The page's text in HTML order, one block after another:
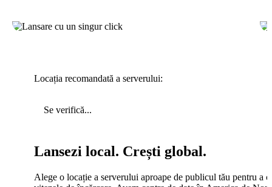
Locația recomandată a serverului:
Se verifică...
Lansezi local. Crești global.
Alege o locație a serverului aproape de publicul tău pentru a